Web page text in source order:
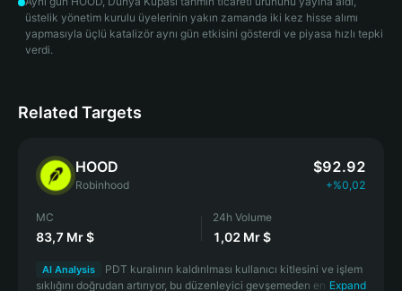
üstelik yönetim kurulu üyelerinin yakın zamanda iki kez hisse alımı
yapmasıyla üçlü katalizör aynı gün etkisini gösterdi ve piyasa hızlı tepki
verdi.
Related Targets
HOOD $92.92
Robinhood +%0,02
MC
83,7 Mr $
24h Volume
1,02 Mr $
AI Analysis
PDT kuralının kaldırılması kullanıcı kitlesini ve işlem
sıklığını doğrudan artırıyor, bu düzenleyici gevşemeden en büyük
Expand